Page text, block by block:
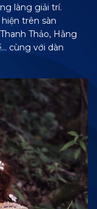
làng giải trí.
trên sàn
Thảo, Hằng
cùng với dàn